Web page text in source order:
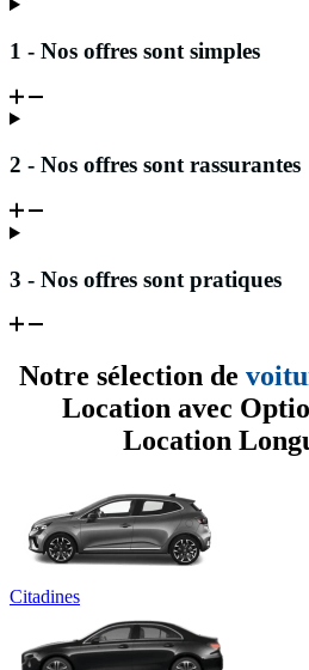
1 - Nos offres sont simples
2 - Nos offres sont rassurantes
3 - Nos offres sont pratiques
Notre sélection de
Location avec
Location
Citadines